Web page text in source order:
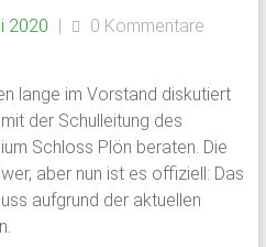
2020 | 0 Kommentare
lange im Vorstand diskutiert
der Schulleitung des
Schloss Plön beraten. Die
aber nun ist es offiziell: Das
aufgrund der aktuellen